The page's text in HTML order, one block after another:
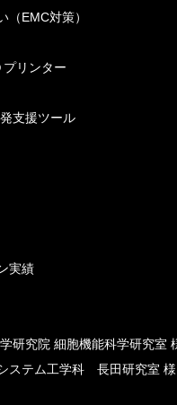
（EMC対策）
リンター
支援ツール
実績
研究院 細胞機能科学研究室
ステム工学科 長田研究室 様